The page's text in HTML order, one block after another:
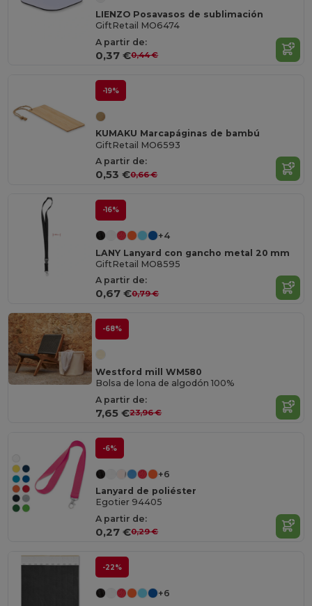
LIENZO Posavasos de sublimación
GiftRetail MO6474
A partir de:
0,37 €0,44 €
-19%
KUMAKU Marcapáginas de bambú
GiftRetail MO6593
A partir de:
0,53 €0,66 €
-16%
+4
LANY Lanyard con gancho metal 20 mm
GiftRetail MO8595
A partir de:
0,67 €0,79 €
-68%
Westford mill WM580
Bolsa de lona de algodón 100%
A partir de:
7,65 €23,96 €
-6%
+6
Lanyard de poliéster
Egotier 94405
A partir de:
0,27 €0,29 €
-22%
+6